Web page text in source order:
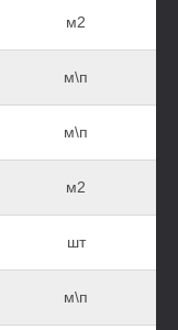
м2
м\п
м\п
м2
шт
м\п